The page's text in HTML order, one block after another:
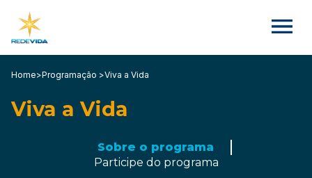
Home>Programação >Viva a Vida
Viva a Vida
Sobre o programa
Participe do programa